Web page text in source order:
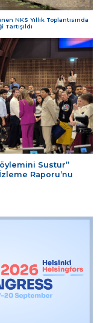
NKS Yıllık Toplantısında
Sustur”
Raporu’nu